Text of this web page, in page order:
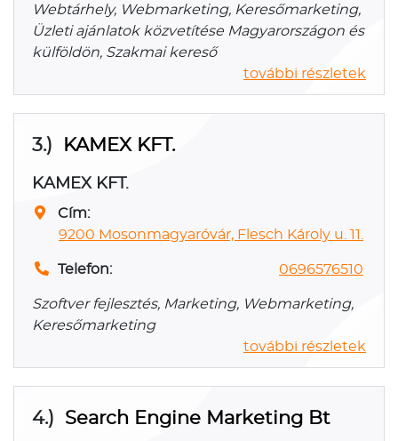
Webtárhely, Webmarketing, Keresőmarketing,
Üzleti ajánlatok közvetítése Magyarországon és
külföldön, Szakmai kereső
további részletek
3.) KAMEX KFT.
KAMEX KFT.
Cím:
9200 Mosonmagyaróvár, Flesch Károly u. 11.
Telefon: 0696576510
Szoftver fejlesztés, Marketing, Webmarketing,
Keresőmarketing
további részletek
4.) Search Engine Marketing Bt